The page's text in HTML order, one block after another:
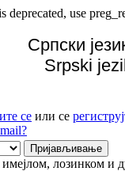
deprecated, use
Српски
Srpski
се или се
лозинком и